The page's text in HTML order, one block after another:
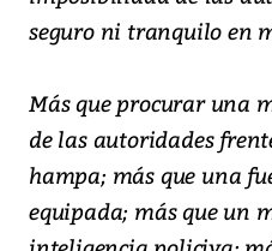
seguro ni tranquilo en
Más que procurar una
de las autoridades
hampa; más que una
equipada; más que un